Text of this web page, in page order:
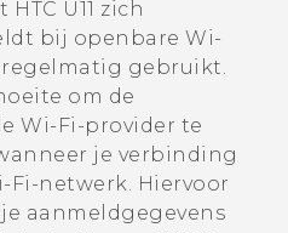
HTC U11 zich
bij openbare Wi‍-
gebruikt.
om de
Wi‍-Fi -provider te
je verbinding
Fi -netwerk. Hiervoor
aanmeldgegevens